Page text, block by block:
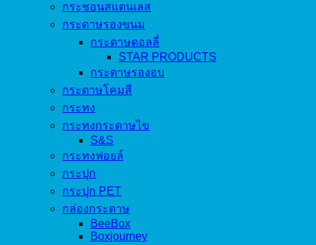
กระชอนสแตนเลส
กระดาษรองขนม
กระดาษดอลลี่
STAR PRODUCTS
กระดาษรองอบ
กระดาษโคมสี
กระทง
กระทงกระดาษไข
S&S
กระทงฟอยล์
กระปุก
กระปุก PET
กล่องกระดาษ
BeeBox
Boxjourney